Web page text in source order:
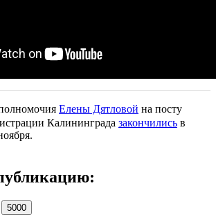
Елены Дятловой на посту
Калининграда закончились в
5000